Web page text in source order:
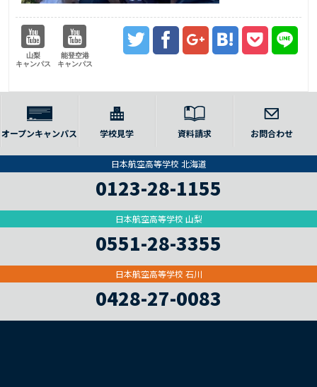
山梨
キャンパス
能登空港
キャンパス
オープンキャンパス 学校見学 資料請求 お問合わせ
日本航空高等学校 北海道
0123-28-1155
日本航空高等学校 山梨
0551-28-3355
日本航空高等学校 石川
0428-27-0083